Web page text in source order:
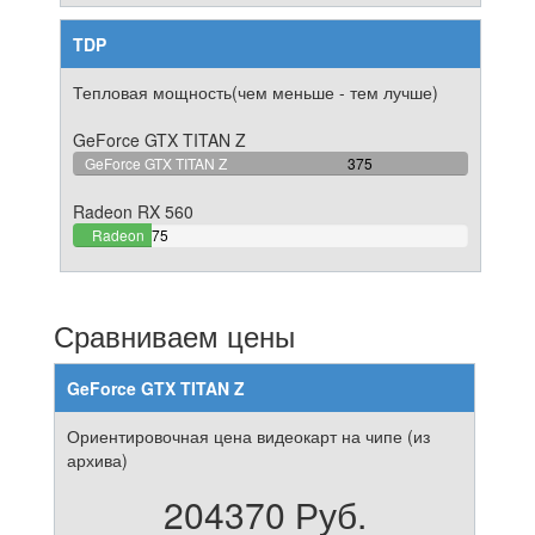
TDP
Тепловая мощность(чем меньше - тем лучше)
GeForce GTX TITAN Z
GeForce GTX TITAN Z 375
100%
Radeon RX 560
Radeon 75
20%
Сравниваем цены
GeForce GTX TITAN Z
Ориентировочная цена видеокарт на чипе (из
архива)
204370 Руб.